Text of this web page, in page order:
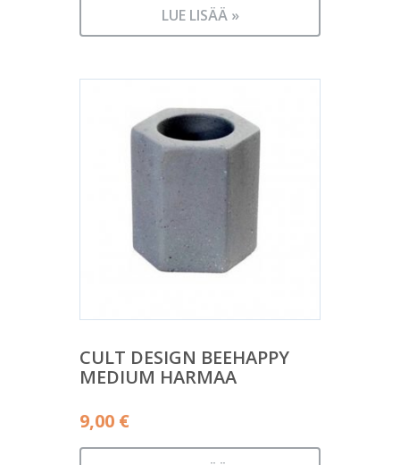
LUE LISÄÄ »
CULT DESIGN BEEHAPPY
MEDIUM HARMAA
9,00 €